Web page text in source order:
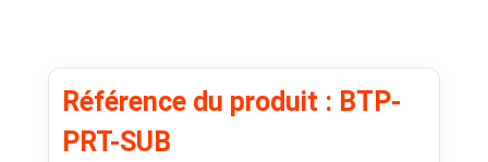
Référence du produit : BTP-
PRT-SUB